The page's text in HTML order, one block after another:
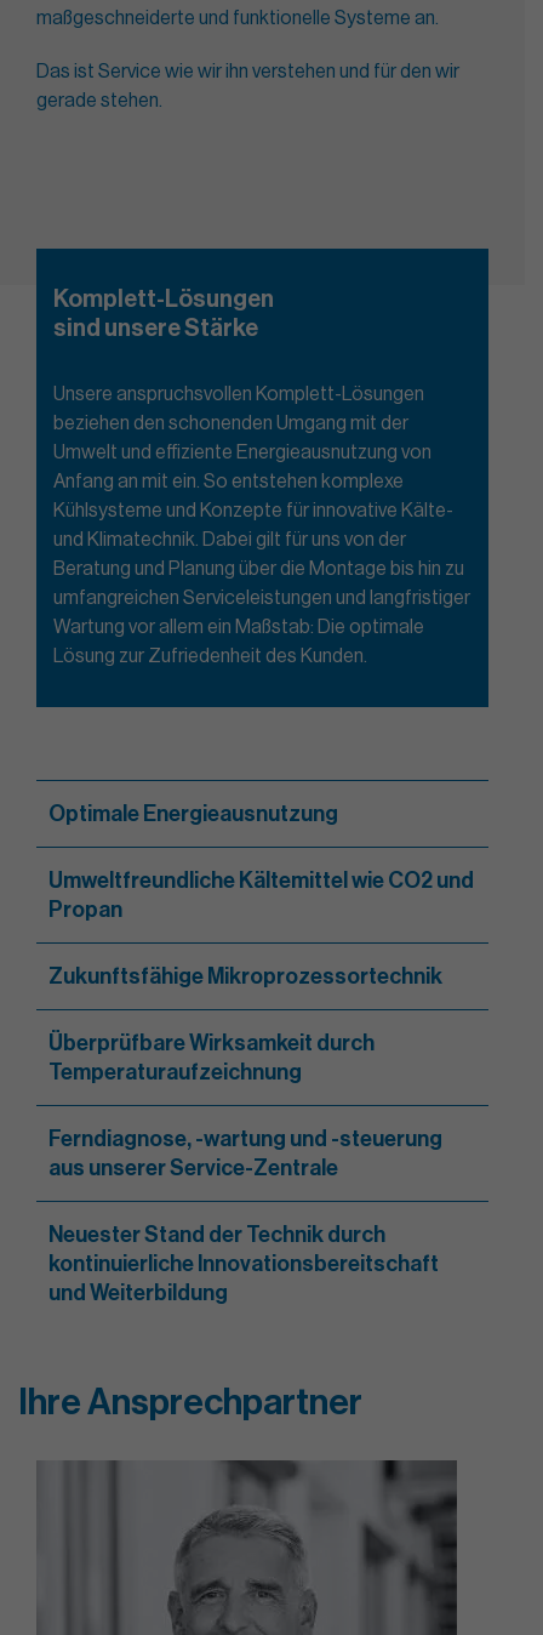
maßgeschneiderte und funktionelle Systeme an.
Das ist Service wie wir ihn verstehen und für den wir
gerade stehen.
Komplett-Lösungen
sind unsere Stärke
Unsere anspruchsvollen Komplett-Lösungen
beziehen den schonenden Umgang mit der
Umwelt und effiziente Energieausnutzung von
Anfang an mit ein. So entstehen komplexe
Kühlsysteme und Konzepte für innovative Kälte-
und Klimatechnik. Dabei gilt für uns von der
Beratung und Planung über die Montage bis hin zu
umfangreichen Serviceleistungen und langfristiger
Wartung vor allem ein Maßstab: Die optimale
Lösung zur Zufriedenheit des Kunden.
Optimale Energieausnutzung
Umweltfreundliche Kältemittel wie CO2 und
Propan
Zukunftsfähige Mikroprozessortechnik
Überprüfbare Wirksamkeit durch
Temperaturaufzeichnung
Ferndiagnose, -wartung und -steuerung
aus unserer Service-Zentrale
Neuester Stand der Technik durch
kontinuierliche Innovationsbereitschaft
und Weiterbildung
Ihre Ansprechpartner